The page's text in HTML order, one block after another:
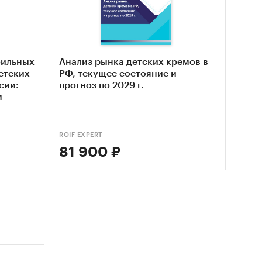
в
Анализ рынка детских кремов в
РФ, текущее состояние и
прогноз по 2029 г.
ROIF EXPERT
81 900 ₽